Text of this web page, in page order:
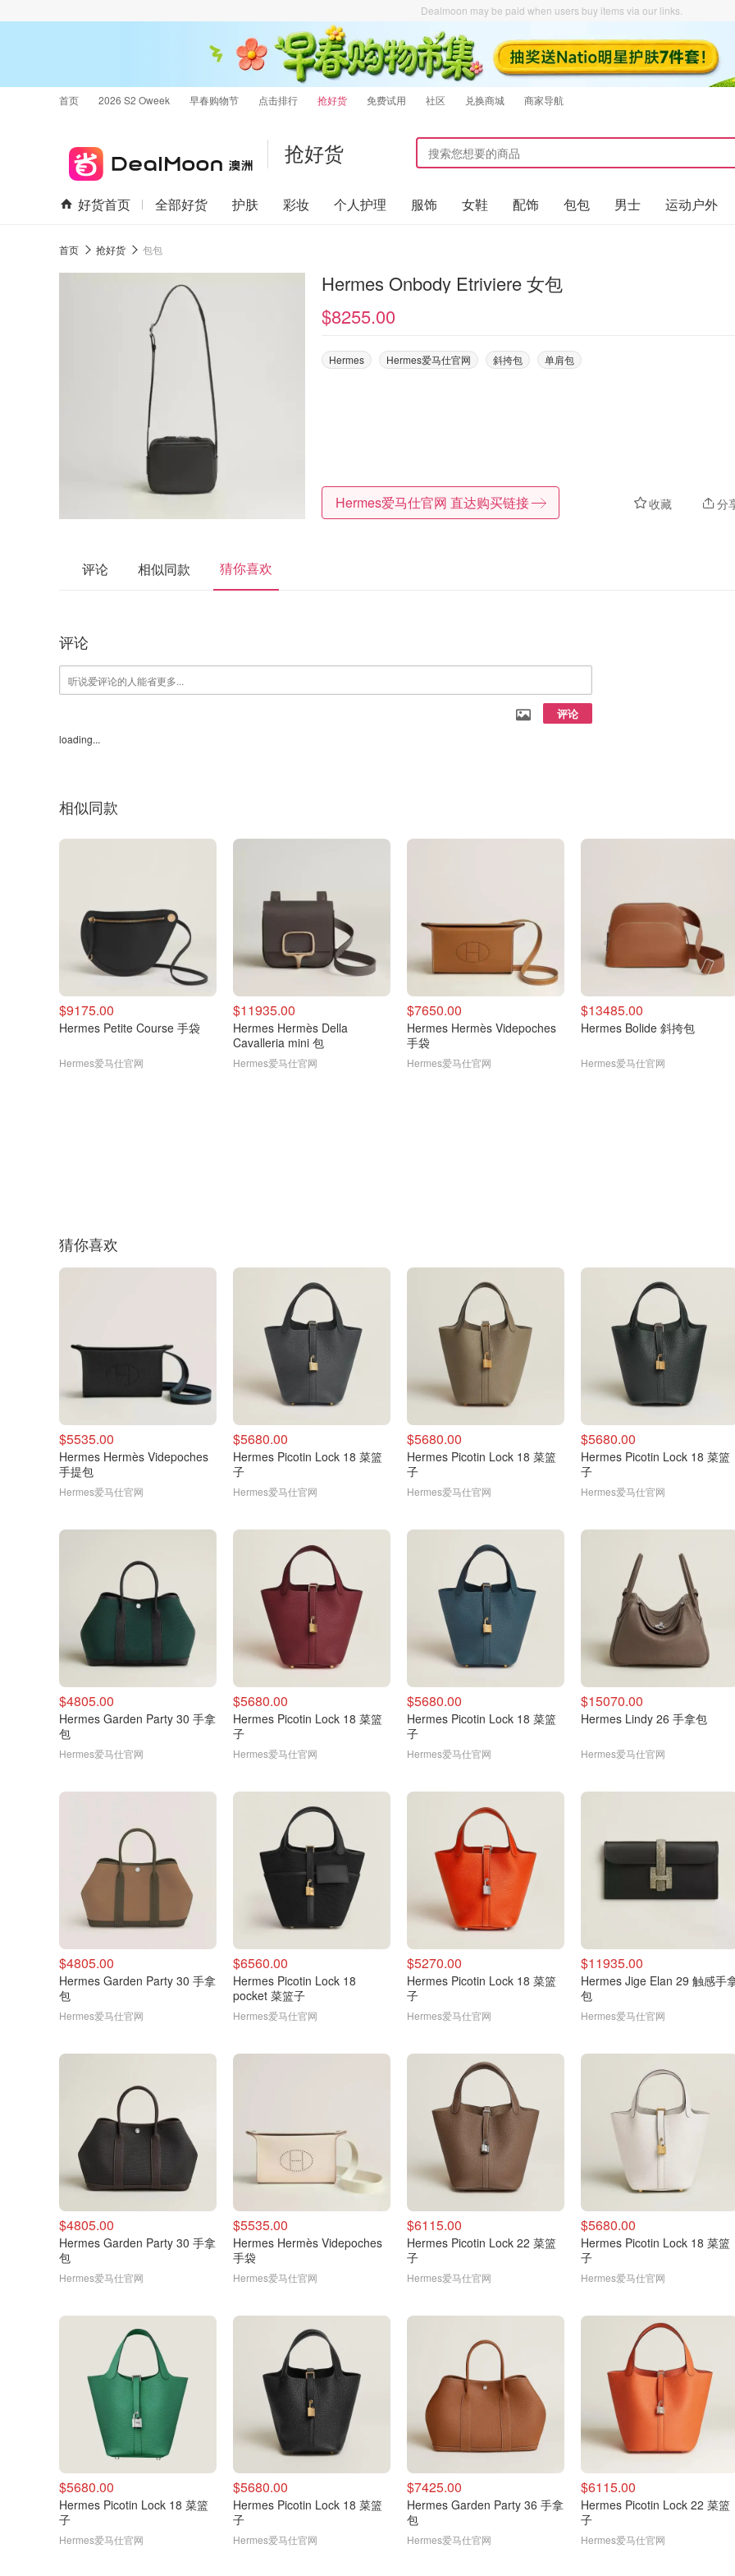
Dealmoon may be paid when users buy items via our links.
首页 2026 S2 Oweek 早春购物节 点击排行 抢好货 免费试用 社区 兑换商城 商家导航
抢好货
好货首页 全部好货 护肤 彩妆 个人护理 服饰 女鞋 配饰 包包 男士 运动户外
首页 抢好货 包包
Hermes Onbody Etriviere 女包
$8255.00
Hermes Hermes爱马仕官网 斜挎包 单肩包
收藏 分
Hermes爱马仕官网 直达购买链接
评论 相似同款 猜你喜欢
评论
评论
loading...
相似同款
$9175.00
Hermes Petite Course 手袋
Hermes爱马仕官网
$11935.00
Hermes Hermès Della
Cavalleria mini 包
Hermes爱马仕官网
$7650.00
Hermes Hermès Videpoches
手袋
Hermes爱马仕官网
$13485.00
Hermes Bolide 斜挎包
Hermes爱马仕官网
猜你喜欢
$5535.00
Hermes Hermès Videpoches
手提包
Hermes爱马仕官网
$5680.00
Hermes Picotin Lock 18 菜篮
子
Hermes爱马仕官网
$5680.00
Hermes Picotin Lock 18 菜篮
子
Hermes爱马仕官网
$5680.00
Hermes Picotin Lock 18 菜篮
子
Hermes爱马仕官网
$4805.00
Hermes Garden Party 30 手拿
包
Hermes爱马仕官网
$5680.00
Hermes Picotin Lock 18 菜篮
子
Hermes爱马仕官网
$5680.00
Hermes Picotin Lock 18 菜篮
子
Hermes爱马仕官网
$15070.00
Hermes Lindy 26 手拿包
Hermes爱马仕官网
$4805.00
Hermes Garden Party 30 手拿
包
Hermes爱马仕官网
$6560.00
Hermes Picotin Lock 18
pocket 菜篮子
Hermes爱马仕官网
$5270.00
Hermes Picotin Lock 18 菜篮
子
Hermes爱马仕官网
$11935.00
Hermes Jige Elan 29 触感手
包
Hermes爱马仕官网
$4805.00
Hermes Garden Party 30 手拿
包
Hermes爱马仕官网
$5535.00
Hermes Hermès Videpoches
手袋
Hermes爱马仕官网
$6115.00
Hermes Picotin Lock 22 菜篮
子
Hermes爱马仕官网
$5680.00
Hermes Picotin Lock 18 菜篮
子
Hermes爱马仕官网
$5680.00
Hermes Picotin Lock 18 菜篮
子
Hermes爱马仕官网
$5680.00
Hermes Picotin Lock 18 菜篮
子
Hermes爱马仕官网
$7425.00
Hermes Garden Party 36 手拿
包
Hermes爱马仕官网
$6115.00
Hermes Picotin Lock 22 菜篮
子
Hermes爱马仕官网